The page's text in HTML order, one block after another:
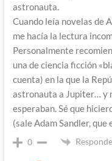
astronauta.
Cuando leía novelas de
me hacía la lectura
Personalmente
una de ciencia ficción
cuenta) en la que la
astronauta a Jupiter… y
esperaban. Sé que
(sale Adam Sandler, que
0